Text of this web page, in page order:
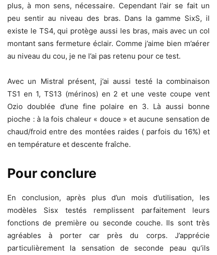
plus, à mon sens, nécessaire. Cependant l’air se fait un
peu sentir au niveau des bras. Dans la gamme SixS, il
existe le TS4, qui protège aussi les bras, mais avec un col
montant sans fermeture éclair. Comme j’aime bien m’aérer
au niveau du cou, je ne l’ai pas retenu pour ce test.
Avec un Mistral présent, j’ai aussi testé la combinaison
TS1 en 1, TS13 (mérinos) en 2 et une veste coupe vent
Ozio doublée d’une fine polaire en 3. Là aussi bonne
pioche : à la fois chaleur « douce » et aucune sensation de
chaud/froid entre des montées raides ( parfois du 16%) et
en température et descente fraîche.
Pour conclure
En conclusion, après plus d’un mois d’utilisation, les
modèles Sisx testés remplissent parfaitement leurs
fonctions de première ou seconde couche. Ils sont très
agréables à porter car près du corps. J’apprécie
particulièrement la sensation de seconde peau qu’ils